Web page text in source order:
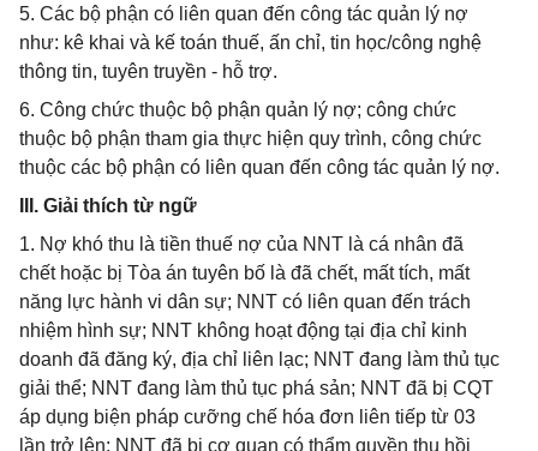
5. Các bộ phận có liên quan đến công tác quản lý nợ
như: kê khai và kế toán thuế, ấn chỉ, tin học/công nghệ
thông tin, tuyên truyền - hỗ trợ.
6. Công chức thuộc bộ phận quản lý nợ; công chức
thuộc bộ phận tham gia thực hiện quy trình, công chức
thuộc các bộ phận có liên quan đến công tác quản lý nợ.
III. Giải thích từ ngữ
1. Nợ khó thu là tiền thuế nợ của NNT là cá nhân đã
chết hoặc bị Tòa án tuyên bố là đã chết, mất tích, mất
năng lực hành vi dân sự; NNT có liên quan đến trách
nhiệm hình sự; NNT không hoạt động tại địa chỉ kinh
doanh đã đăng ký, địa chỉ liên lạc; NNT đang làm thủ tục
giải thể; NNT đang làm thủ tục phá sản; NNT đã bị CQT
áp dụng biện pháp cưỡng chế hóa đơn liên tiếp từ 03
lần trở lên; NNT đã bị cơ quan có thẩm quyền thu hồi